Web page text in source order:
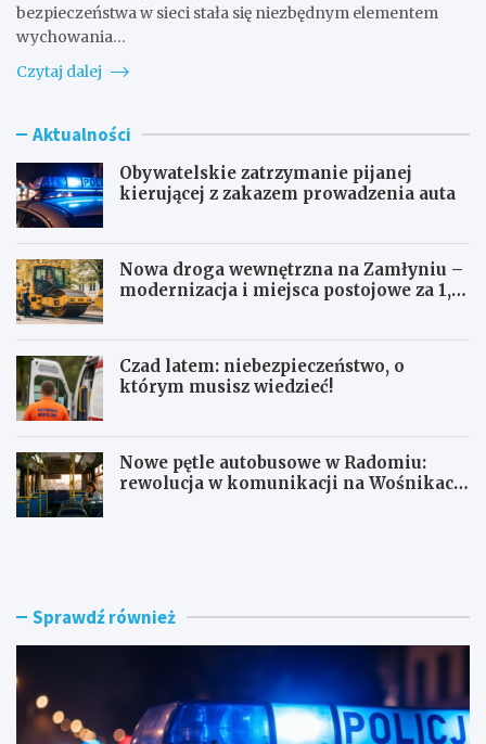
bezpieczeństwa w sieci stała się niezbędnym elementem
wychowania…
Czytaj dalej
Aktualności
Obywatelskie zatrzymanie pijanej
kierującej z zakazem prowadzenia auta
Nowa droga wewnętrzna na Zamłyniu –
modernizacja i miejsca postojowe za 1,1
Czad latem: niebezpieczeństwo, o
którym musisz wiedzieć!
Nowe pętle autobusowe w Radomiu:
rewolucja w komunikacji na Wośnikach,
O
t
s
k
N
r
a
w
Sprawdź również